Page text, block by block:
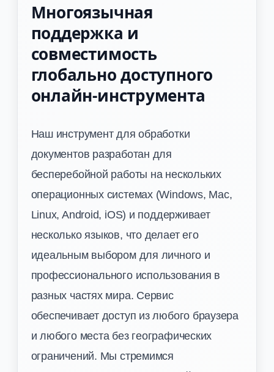
Многоязычная
поддержка и
совместимость
глобально доступного
онлайн-инструмента
Наш инструмент для обработки
документов разработан для
бесперебойной работы на нескольких
операционных системах (Windows, Mac,
Linux, Android, iOS) и поддерживает
несколько языков, что делает его
идеальным выбором для личного и
профессионального использования в
разных частях мира. Сервис
обеспечивает доступ из любого браузера
и любого места без географических
ограничений. Мы стремимся